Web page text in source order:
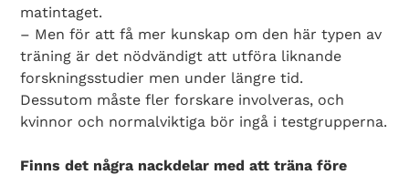
matintaget.
– Men för att få mer kunskap om den här typen av
träning är det nödvändigt att utföra liknande
forskningsstudier men under längre tid.
Dessutom måste fler forskare involveras, och
kvinnor och normalviktiga bör ingå i testgrupperna.
Finns det några nackdelar med att träna före